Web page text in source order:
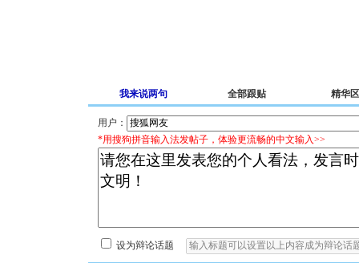
我来说两句 全部跟贴 精华区
用户：
*用搜狗拼音输入法发帖子，体验更流畅的中文输入>>
设为辩论话题